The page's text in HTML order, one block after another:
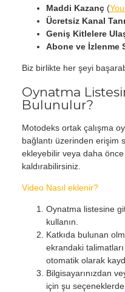
Maddi Kazanç(
Ücretsiz Kanal
Geniş Kitlelere
Abone ve İzlenme
Biz birlikte her şeyi
Oynatma
Bulunulur?
Motodeks ortak çalışma
bağlantı üzerinden erişim
ekleyebilir veya daha
kaldırabilirsiniz.
Video Nasıl eklenir?
Oynatma listesine
kullanın.
Katkıda bulunan
ekrandaki
otomatik olarak
Bilgisayarınızdan
için şu